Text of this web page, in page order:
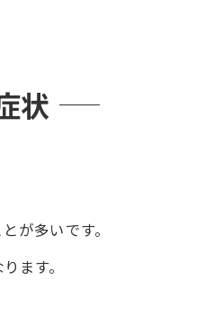
状
が多いです。
ます。